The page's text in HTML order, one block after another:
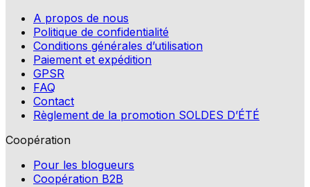
A propos de nous
Politique de confidentialité
Conditions générales d’utilisation
Paiement et expédition
GPSR
FAQ
Contact
Règlement de la promotion SOLDES D’ÉTÉ
Coopération
Pour les blogueurs
Coopération B2B